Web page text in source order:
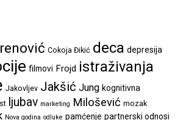
Cokoja Đikić deca depresija
filmovi Frojd istraživanja
Jakovljev Jakšić Jung kognitivna
ljubav marketing Milošević mozak
Nova godina odluke pamćenje partnerski odnosi